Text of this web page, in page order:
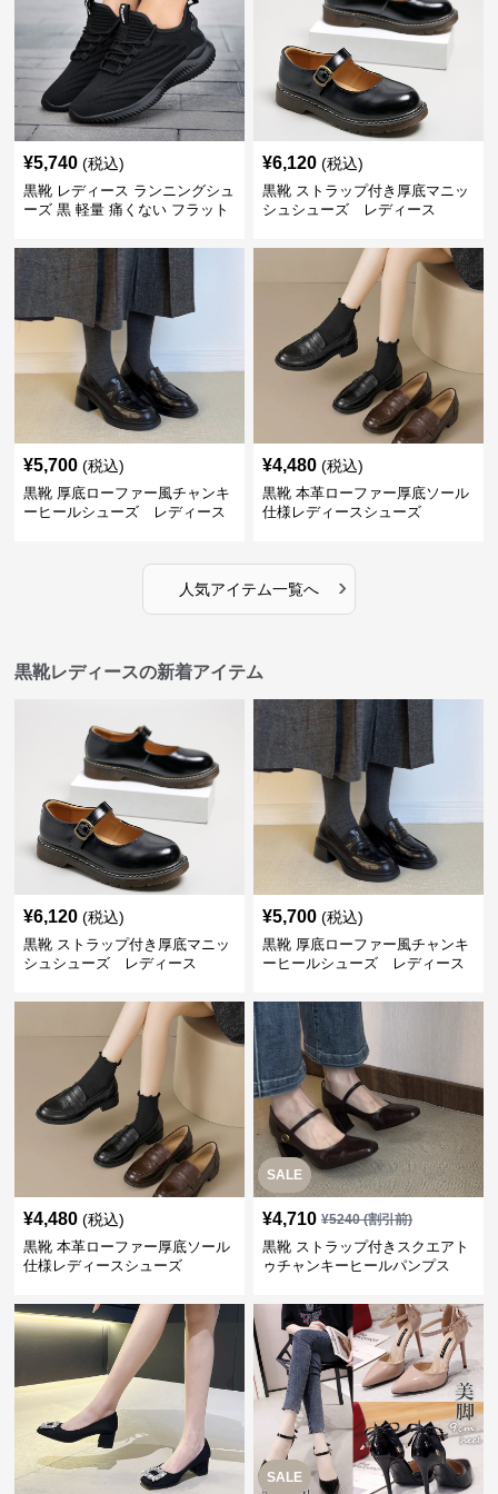
¥5,740 (税込)
黒靴 レディース ランニングシュ
ーズ 黒 軽量 痛くない フラット
¥6,120 (税込)
黒靴 ストラップ付き厚底マニッ
シュシューズ レディース
¥5,700 (税込)
黒靴 厚底ローファー風チャンキ
ーヒールシューズ レディース
¥4,480 (税込)
黒靴 本革ローファー厚底ソール
仕様レディースシューズ
人気アイテム一覧へ ›
黒靴レディースの新着アイテム
¥6,120 (税込)
黒靴 ストラップ付き厚底マニッ
シュシューズ レディース
¥5,700 (税込)
黒靴 厚底ローファー風チャンキ
ーヒールシューズ レディース
¥4,480 (税込)
黒靴 本革ローファー厚底ソール
仕様レディースシューズ
SALE
¥4,710 ¥5240(割引前)
黒靴 ストラップ付きスクエアト
ゥチャンキーヒールパンプス
SALE